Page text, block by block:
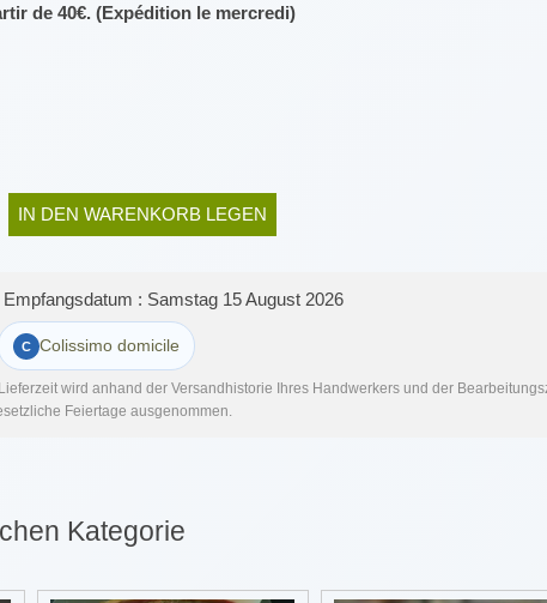
de 40€. (Expédition le mercredi)
IN DEN WARENKORB LEGEN
: Samstag 15 August 2026
Colissimo domicile
wird anhand der Versandhistorie Ihres Handwerkers und der
Feiertage ausgenommen.
Kategorie